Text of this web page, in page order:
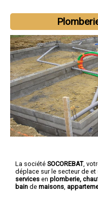
La société SOCOREBAT,
déplace sur le secteur de
services en plomberie,
bain de maisons